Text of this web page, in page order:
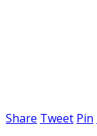
Share Tweet Pin